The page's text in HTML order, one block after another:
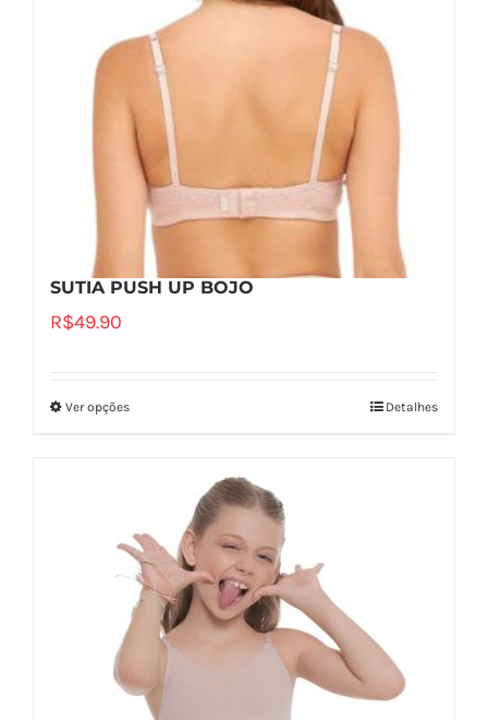
SUTIA PUSH UP BOJO
R$49.90
Ver opções Detalhes